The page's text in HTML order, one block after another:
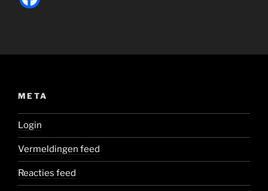
META
Login
Vermeldingen feed
Reacties feed